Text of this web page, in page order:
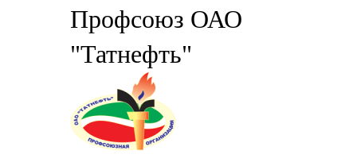
Профсоюз ОАО
"Татнефть"